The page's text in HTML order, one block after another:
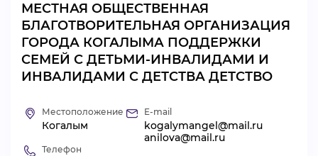
ВИДЕОКУРСЫ
ВОЙТИ
МЕСТНАЯ ОБЩЕСТВЕННАЯ
БЛАГОТВОРИТЕЛЬНАЯ ОРГАНИЗАЦИЯ
ГОРОДА КОГАЛЫМА ПОДДЕРЖКИ
СЕМЕЙ С ДЕТЬМИ-ИНВАЛИДАМИ И
ИНВАЛИДАМИ С ДЕТСТВА ДЕТСТВО
Местоположение
Когалым
E-mail
kogalymangel@mail.ru
anilova@mail.ru
Телефон